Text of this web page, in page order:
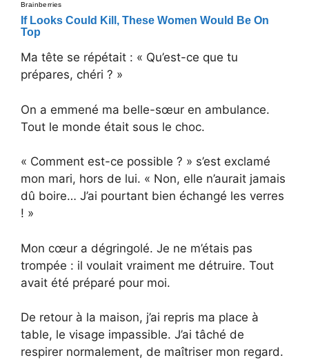
Ma tête se répétait : « Qu’est-ce que tu
prépares, chéri ? »
On a emmené ma belle-sœur en ambulance.
Tout le monde était sous le choc.
« Comment est-ce possible ? » s’est exclamé
mon mari, hors de lui. « Non, elle n’aurait jamais
dû boire… J’ai pourtant bien échangé les verres
! »
Mon cœur a dégringolé. Je ne m’étais pas
trompée : il voulait vraiment me détruire. Tout
avait été préparé pour moi.
De retour à la maison, j’ai repris ma place à
table, le visage impassible. J’ai tâché de
respirer normalement, de maîtriser mon regard.